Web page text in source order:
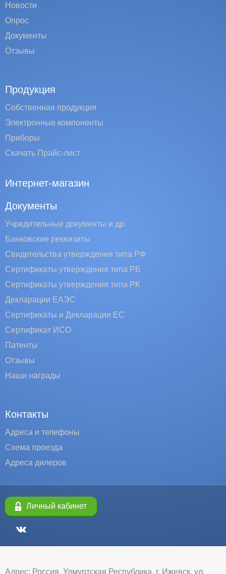
Новости
Опрос
Документы
Отзывы
Продукция
Собственная продукция
Электронные компоненты
Приборы
Скачать Прайс-лист
Интернет-магазин
Документы
Учредительные документы и др.
Банковские реквизиты
Свидетельства утверждения типа РФ
Сертификаты утверждения типа РБ
Сертификаты утверждения типа РК
Декларации ЕАЭС
Сертификаты и Декларации EC
Сертификат ИСО
Патенты
Отзывы
Наши награды
Контакты
Адреса и телефоны
Схема проезда
Адреса дилеров
Личный кабинет
Адрес: Россия, Удмуртская Республика, г. Ижевск, ул.